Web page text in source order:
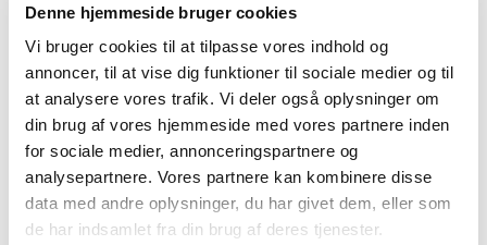
Denne hjemmeside bruger cookies
Vi bruger cookies til at tilpasse vores indhold og
annoncer, til at vise dig funktioner til sociale medier og til
at analysere vores trafik. Vi deler også oplysninger om
din brug af vores hjemmeside med vores partnere inden
for sociale medier, annonceringspartnere og
analysepartnere. Vores partnere kan kombinere disse
data med andre oplysninger, du har givet dem, eller som
de har indsamlet fra din brug af deres tjenester.
2018 (150)
2017 (167)
2016 (167)
2015 (33)
2014 (44)
2013 (49)
december (4)
november (5)